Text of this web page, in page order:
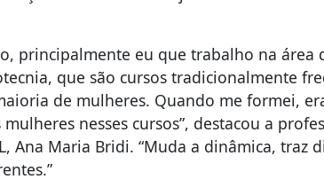
principalmente eu que trabalho na área
que são cursos tradicionalmente
de mulheres. Quando me formei,
mulheres nesses cursos”, destacou a
Ana Maria Bridi. “Muda a dinâmica, traz